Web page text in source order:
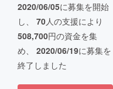
2020/06/05に募集を開始
し、 70人の支援により
508,700円の資金を集
め、 2020/06/19に募集を
終了しました